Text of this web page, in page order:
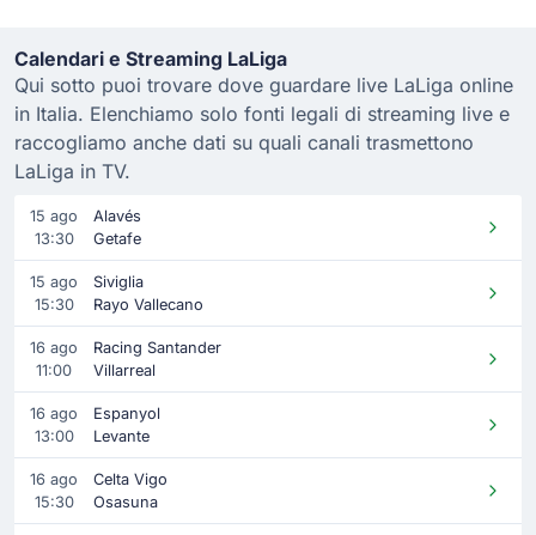
Calendari e Streaming LaLiga
Qui sotto puoi trovare dove guardare live LaLiga online
in Italia. Elenchiamo solo fonti legali di streaming live e
raccogliamo anche dati su quali canali trasmettono
LaLiga in TV.
15 ago
13:30
Alavés
Getafe
15 ago
15:30
Siviglia
Rayo Vallecano
16 ago
11:00
Racing Santander
Villarreal
16 ago
13:00
Espanyol
Levante
16 ago
15:30
Celta Vigo
Osasuna